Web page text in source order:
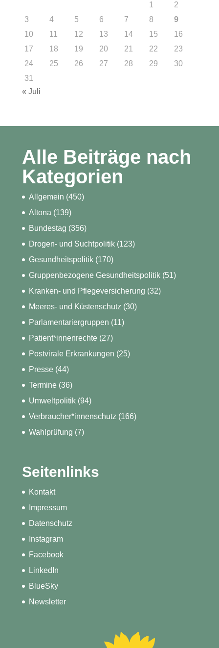
1
2
3
4 5 6 7 8
9
10
11 12 13 14 15
16
17
18 19 20 21 22
23
24
25 26 27 28 29
30
31
« Juli
Alle Beiträge nach
Kategorien
Allgemein (450)
Altona (139)
Bundestag (356)
Drogen- und Suchtpolitik(123)
Gesundheitspolitik(170)
Gruppenbezogene Gesundheitspolitik(51)
Kranken- und Pflegeversicherung (32)
Meeres- und Küstenschutz (30)
Parlamentariergruppen (11)
Patient*innenrechte(27)
Postvirale Erkrankungen (25)
Presse(44)
Termine(36)
Umweltpolitik(94)
Verbraucher*innenschutz (166)
Wahlprüfung (7)
Seitenlinks
Kontakt
Impressum
Datenschutz
Instagram
Facebook
LinkedIn
BlueSky
Newsletter